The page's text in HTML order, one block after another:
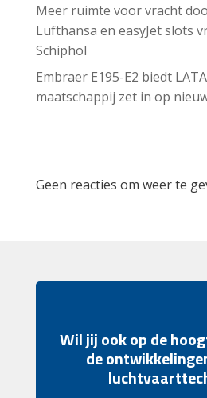
Meer ruimte voor vracht
Lufthansa en easyJet slots
Schiphol
Embraer E195-E2 biedt
maatschappij zet in op
Geen reacties om weer te
Wil jij ook op de
de